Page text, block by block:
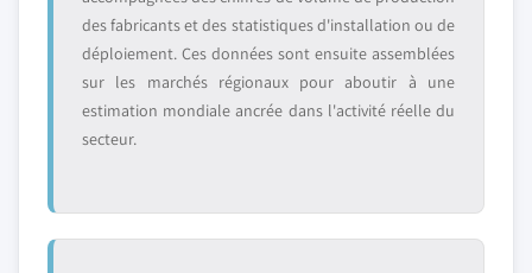
des fabricants et des statistiques d'installation ou de
déploiement. Ces données sont ensuite assemblées
sur les marchés régionaux pour aboutir à une
estimation mondiale ancrée dans l'activité réelle du
secteur.